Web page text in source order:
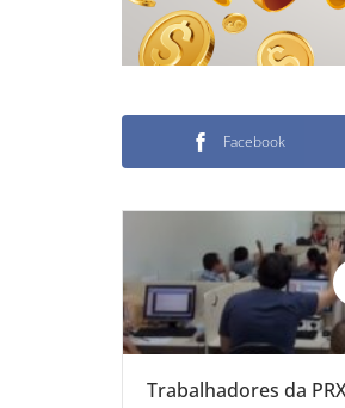
Facebook
Trabalhadores da